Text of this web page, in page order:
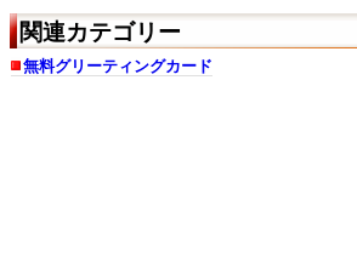
関連カテゴリー
無料グリーティングカード